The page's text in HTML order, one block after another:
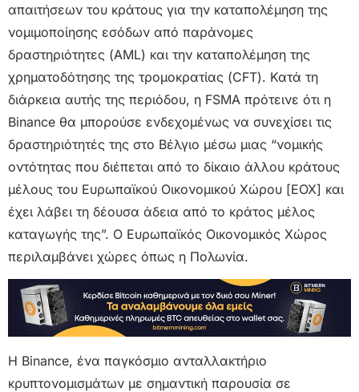
απαιτήσεων του κράτους για την καταπολέμηση της
νομιμοποίησης εσόδων από παράνομες
δραστηριότητες (AML) και την καταπολέμηση της
χρηματοδότησης της τρομοκρατίας (CFT). Κατά τη
διάρκεια αυτής της περιόδου, η FSMA πρότεινε ότι η
Binance θα μπορούσε ενδεχομένως να συνεχίσει τις
δραστηριότητές της στο Βέλγιο μέσω μιας “νομικής
οντότητας που διέπεται από το δίκαιο άλλου κράτους
μέλους του Ευρωπαϊκού Οικονομικού Χώρου [ΕΟΧ] και
έχει λάβει τη δέουσα άδεια από το κράτος μέλος
καταγωγής της”. Ο Ευρωπαϊκός Οικονομικός Χώρος
περιλαμβάνει χώρες όπως η Πολωνία.
Η Binance, ένα παγκόσμιο ανταλλακτήριο
κρυπτονομισμάτων με σημαντική παρουσία σε